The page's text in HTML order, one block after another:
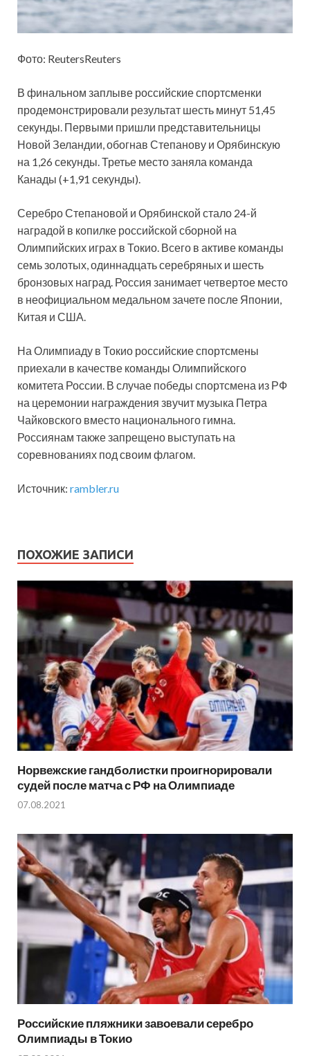
Фото: ReutersReuters
В финальном заплыве российские спортсменки
продемонстрировали результат шесть минут 51,45
секунды. Первыми пришли представительницы
Новой Зеландии, обогнав Степанову и Орябинскую
на 1,26 секунды. Третье место заняла команда
Канады (+1,91 секунды).
Серебро Степановой и Орябинской стало 24-й
наградой в копилке российской сборной на
Олимпийских играх в Токио. Всего в активе команды
семь золотых, одиннадцать серебряных и шесть
бронзовых наград. Россия занимает четвертое место
в неофициальном медальном зачете после Японии,
Китая и США.
На Олимпиаду в Токио российские спортсмены
приехали в качестве команды Олимпийского
комитета России. В случае победы спортсмена из РФ
на церемонии награждения звучит музыка Петра
Чайковского вместо национального гимна.
Россиянам также запрещено выступать на
соревнованиях под своим флагом.
Источник: rambler.ru
ПОХОЖИЕ ЗАПИСИ
Норвежские гандболистки проигнорировали
судей после матча с РФ на Олимпиаде
07.08.2021
Российские пляжники завоевали серебро
Олимпиады в Токио